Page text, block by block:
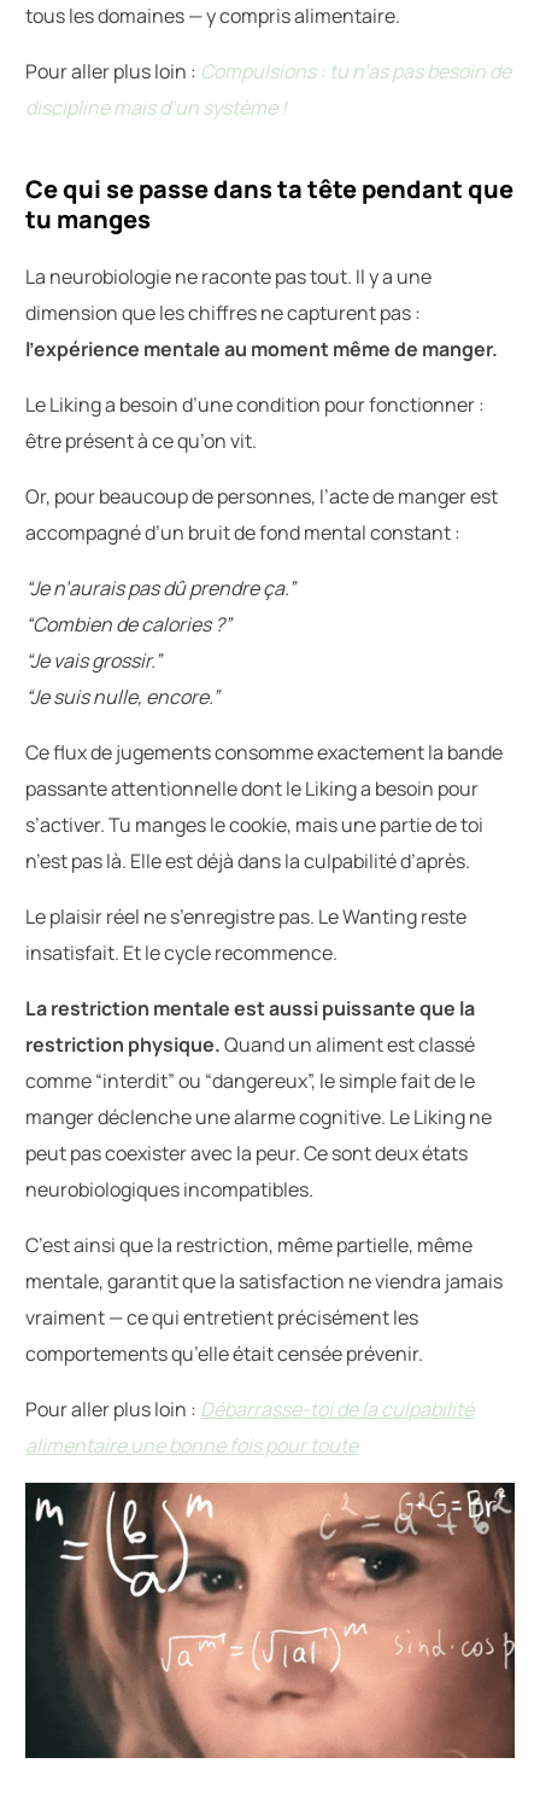
tous les domaines — y compris alimentaire.
Pour aller plus loin : Compulsions : tu n’as pas besoin de
discipline mais d’un système !
Ce qui se passe dans ta tête pendant que
tu manges
La neurobiologie ne raconte pas tout. Il y a une
dimension que les chiffres ne capturent pas :
l’expérience mentale au moment même de manger.
Le Liking a besoin d’une condition pour fonctionner :
être présent à ce qu’on vit.
Or, pour beaucoup de personnes, l’acte de manger est
accompagné d’un bruit de fond mental constant :
“Je n’aurais pas dû prendre ça.”
“Combien de calories ?”
“Je vais grossir.”
“Je suis nulle, encore.”
Ce flux de jugements consomme exactement la bande
passante attentionnelle dont le Liking a besoin pour
s’activer. Tu manges le cookie, mais une partie de toi
n’est pas là. Elle est déjà dans la culpabilité d’après.
Le plaisir réel ne s’enregistre pas. Le Wanting reste
insatisfait. Et le cycle recommence.
La restriction mentale est aussi puissante que la
restriction physique.Quand un aliment est classé
comme “interdit” ou “dangereux”, le simple fait de le
manger déclenche une alarme cognitive. Le Liking ne
peut pas coexister avec la peur. Ce sont deux états
neurobiologiques incompatibles.
C’est ainsi que la restriction, même partielle, même
mentale, garantit que la satisfaction ne viendra jamais
vraiment — ce qui entretient précisément les
comportements qu’elle était censée prévenir.
Pour aller plus loin : Débarrasse-toi de la culpabilité
alimentaire une bonne fois pour toute